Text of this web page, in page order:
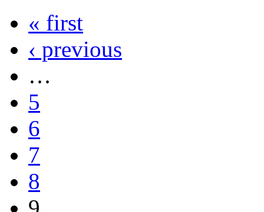
« first
‹ previous
…
5
6
7
8